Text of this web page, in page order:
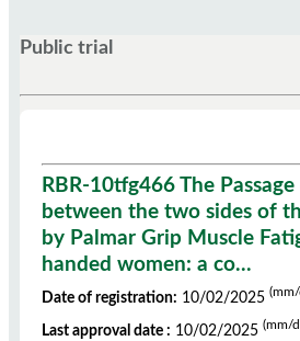
Public trial
RBR-10tfg466 The
between the two sides of
by Palmar Grip Muscle
handed women: a co...
Date of registration: 10/02/2025
Last approval date : 10/02/2025 (mm/